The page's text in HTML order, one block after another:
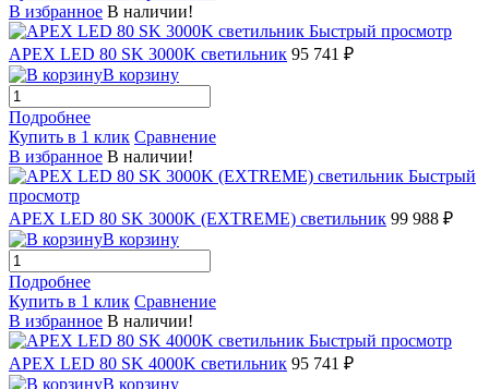
В избранное В наличии!
Быстрый просмотр
APEX LED 80 SK 3000K светильник 95 741 ₽
В корзину
Подробнее
Купить в 1 клик Сравнение
В избранное В наличии!
Быстрый
просмотр
APEX LED 80 SK 3000K (EXTREME) светильник 99 988 ₽
В корзину
Подробнее
Купить в 1 клик Сравнение
В избранное В наличии!
Быстрый просмотр
APEX LED 80 SK 4000K светильник 95 741 ₽
В корзину